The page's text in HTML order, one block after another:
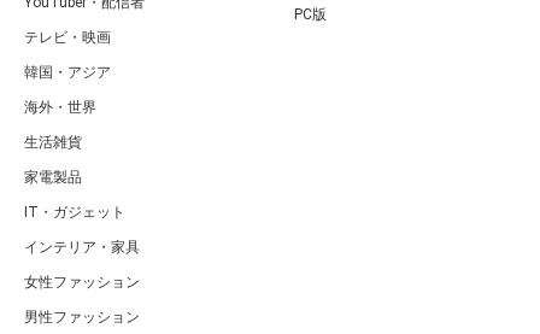
テレビ・映画
韓国・アジア
海外・世界
生活雑貨
家電製品
IT・ガジェット
インテリア・家具
女性ファッション
男性ファッション
PC版